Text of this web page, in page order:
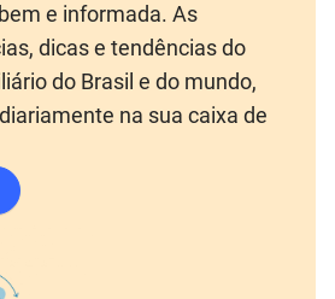
e informada. As
dicas e tendências do
do Brasil e do mundo,
na sua caixa de